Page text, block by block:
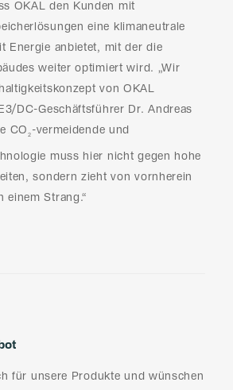
OKAL den Kunden mit
eine klimaneutrale
Energie anbietet, mit der die
weiter optimiert wird. „Wir
von OKAL
DC-Geschäftsführer Dr. Andreas
CO2 -vermeidende und
muss hier nicht gegen hohe
sondern zieht von vornherein
einem Strang.“
für unsere Produkte und wünschen